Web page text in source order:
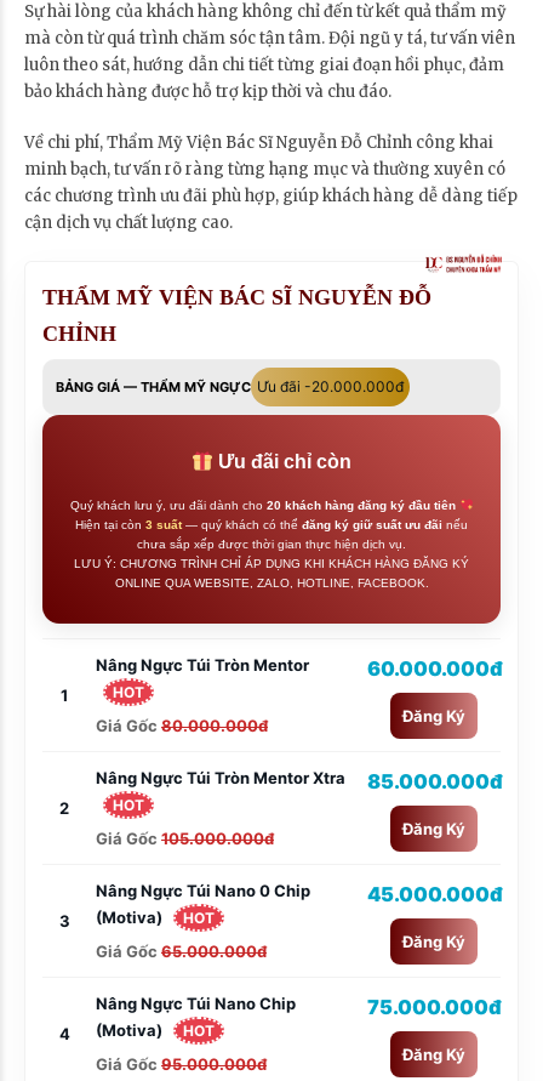
Sự hài lòng của khách hàng không chỉ đến từ kết quả thẩm mỹ
mà còn từ quá trình chăm sóc tận tâm. Đội ngũ y tá, tư vấn viên
luôn theo sát, hướng dẫn chi tiết từng giai đoạn hồi phục, đảm
bảo khách hàng được hỗ trợ kịp thời và chu đáo.
Về chi phí, Thẩm Mỹ Viện Bác Sĩ Nguyễn Đỗ Chỉnh công khai
minh bạch, tư vấn rõ ràng từng hạng mục và thường xuyên có
các chương trình ưu đãi phù hợp, giúp khách hàng dễ dàng tiếp
cận dịch vụ chất lượng cao.
THẨM MỸ VIỆN BÁC SĨ NGUYỄN ĐỖ
CHỈNH
BẢNG GIÁ — THẨM MỸ NGỰC Ưu đãi -20.000.000đ
Ưu đãi chỉ còn
Quý khách lưu ý, ưu đãi dành cho 20 khách hàng đăng ký đầu tiên
Hiện tại còn 3 suất— quý khách có thể đăng ký giữ suất ưu đãi nếu
chưa sắp xếp được thời gian thực hiện dịch vụ.
LƯU Ý: CHƯƠNG TRÌNH CHỈ ÁP DỤNG KHI KHÁCH HÀNG ĐĂNG KÝ
ONLINE QUA WEBSITE, ZALO, HOTLINE, FACEBOOK.
1
Nâng Ngực Túi Tròn Mentor
HOT
Giá Gốc 80.000.000đ
60.000.000đ
Đăng Ký
2
Nâng Ngực Túi Tròn Mentor Xtra
HOT
Giá Gốc 105.000.000đ
85.000.000đ
Đăng Ký
3
Nâng Ngực Túi Nano 0 Chip
(Motiva)
HOT
Giá Gốc 65.000.000đ
45.000.000đ
Đăng Ký
4
Nâng Ngực Túi Nano Chip
(Motiva)
HOT
Giá Gốc 95.000.000đ
75.000.000đ
Đăng Ký